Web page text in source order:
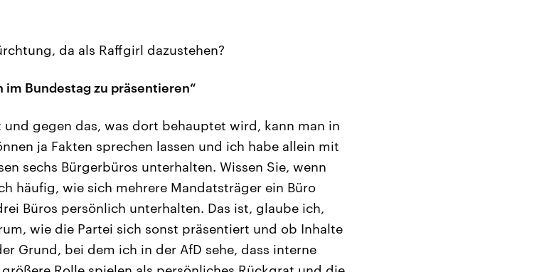
da als Raffgirl dazustehen?
Bundestag zu präsentieren“
gegen das, was dort behauptet wird, kann man in
ja Fakten sprechen lassen und ich habe allein mit
sechs Bürgerbüros unterhalten. Wissen Sie, wenn
häufig, wie sich mehrere Mandatsträger ein Büro
Büros persönlich unterhalten. Das ist, glaube ich,
wie die Partei sich sonst präsentiert und ob Inhalte
Grund, bei dem ich in der AfD sehe, dass interne